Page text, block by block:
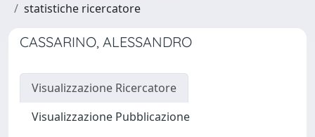
statistiche ricercatore
CASSARINO, ALESSANDRO
Visualizzazione Ricercatore
Visualizzazione Pubblicazione